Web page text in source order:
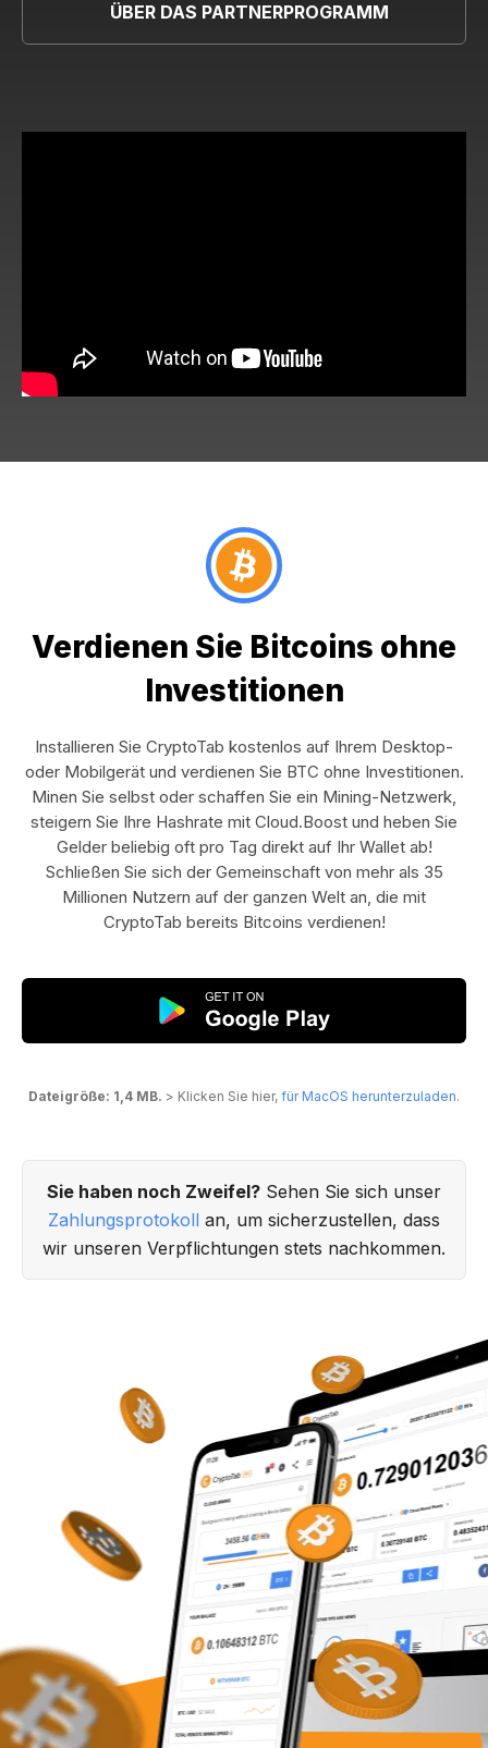
ÜBER DAS PARTNERPROGRAMM
Verdienen Sie Bitcoins ohne
Investitionen
Installieren Sie CryptoTab kostenlos auf Ihrem Desktop-
oder Mobilgerät und verdienen Sie BTC ohne Investitionen.
Minen Sie selbst oder schaffen Sie ein Mining-Netzwerk,
steigern Sie Ihre Hashrate mit Cloud.Boost und heben Sie
Gelder beliebig oft pro Tag direkt auf Ihr Wallet ab!
Schließen Sie sich der Gemeinschaft von mehr als 35
Millionen Nutzern auf der ganzen Welt an, die mit
CryptoTab bereits Bitcoins verdienen!
Dateigröße: 1,4 MB. > Klicken Sie hier, für MacOS herunterzuladen.
Sie haben noch Zweifel? Sehen Sie sich unser
Zahlungsprotokoll an, um sicherzustellen, dass
wir unseren Verpflichtungen stets nachkommen.